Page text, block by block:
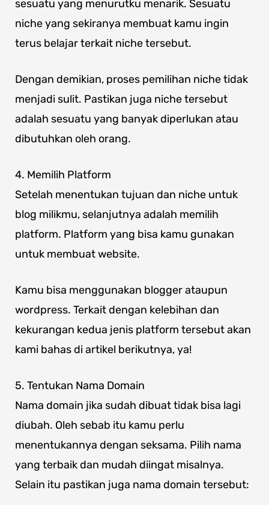
sesuatu yang menurutku menarik. Sesuatu
niche yang sekiranya membuat kamu ingin
terus belajar terkait niche tersebut.
Dengan demikian, proses pemilihan niche tidak
menjadi sulit. Pastikan juga niche tersebut
adalah sesuatu yang banyak diperlukan atau
dibutuhkan oleh orang.
4. Memilih Platform
Setelah menentukan tujuan dan niche untuk
blog milikmu, selanjutnya adalah memilih
platform. Platform yang bisa kamu gunakan
untuk membuat website.
Kamu bisa menggunakan blogger ataupun
wordpress. Terkait dengan kelebihan dan
kekurangan kedua jenis platform tersebut akan
kami bahas di artikel berikutnya, ya!
5. Tentukan Nama Domain
Nama domain jika sudah dibuat tidak bisa lagi
diubah. Oleh sebab itu kamu perlu
menentukannya dengan seksama. Pilih nama
yang terbaik dan mudah diingat misalnya.
Selain itu pastikan juga nama domain tersebut: